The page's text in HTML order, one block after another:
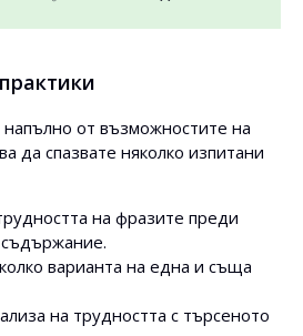
напълно от възможностите на
да спазвате няколко изпитани
на фразите преди
варианта на една и съща
на трудността с търсеното